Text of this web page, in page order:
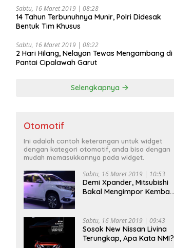
Sabtu, 16 Maret 2019 | 08:28
14 Tahun Terbunuhnya Munir, Polri Didesak
Bentuk Tim Khusus
Sabtu, 16 Maret 2019 | 08:22
2 Hari Hilang, Nelayan Tewas Mengambang di
Pantai Cipalawah Garut
Selengkapnya
Otomotif
Ini adalah contoh keterangan untuk widget
dengan kategori otomotif, anda bisa dengan
mudah memasukkannya pada widget.
Sabtu, 16 Maret 2019 | 10:53
Demi Xpander, Mitsubishi
Bakal Mengimpor Kembali
Sabtu, 16 Maret 2019 | 09:43
Sosok New Nissan Livina
Terungkap, Apa Kata NMI?